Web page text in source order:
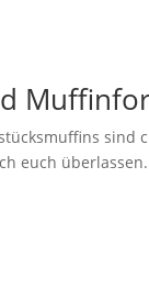
sind
euch überlassen.